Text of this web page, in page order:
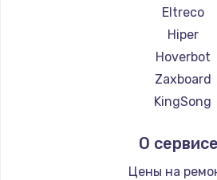
2500 руб.
Заказать
Замена
1300 руб.
Eltreco
Hiper
Hoverbot
Zaxboard
KingSong
Midway by
Hunter
О сервисе
Цены на